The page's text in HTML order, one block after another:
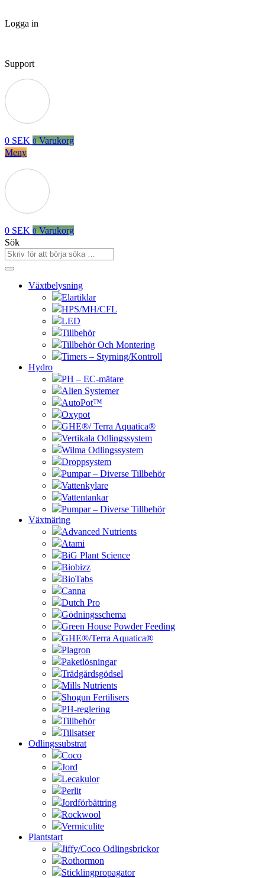
Logga in
Support
0 SEK 0 Varukorg
Meny
0 SEK 0 Varukorg
Sök
Växtbelysning
Elartiklar
HPS/MH/CFL
LED
Tillbehör
Tillbehör Och Montering
Timers – Styrning/Kontroll
Hydro
PH – EC-mätare
Alien Systemer
AutoPot™
Oxypot
GHE®/ Terra Aquatica®
Vertikala Odlingssystem
Wilma Odlingssystem
Droppsystem
Pumpar – Diverse Tillbehör
Vattenkylare
Vattentankar
Pumpar – Diverse Tillbehör
Växtnäring
Advanced Nutrients
Atami
BiG Plant Science
Biobizz
BioTabs
Canna
Dutch Pro
Gödningsschema
Green House Powder Feeding
GHE®/Terra Aquatica®
Plagron
Paketlösningar
Trädgårdsgödsel
Mills Nutrients
Shogun Fertilisers
PH-reglering
Tillbehör
Tillsatser
Odlingssubstrat
Coco
Jord
Lecakulor
Perlit
Jordförbättring
Rockwool
Vermiculite
Plantstart
Jiffy/Coco Odlingsbrickor
Rothormon
Sticklingpropagator